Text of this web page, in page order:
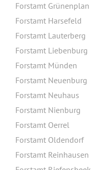
Forstamt Grünenplan
Forstamt Harsefeld
Forstamt Lauterberg
Forstamt Liebenburg
Forstamt Münden
Forstamt Neuenburg
Forstamt Neuhaus
Forstamt Nienburg
Forstamt Oerrel
Forstamt Oldendorf
Forstamt Reinhausen